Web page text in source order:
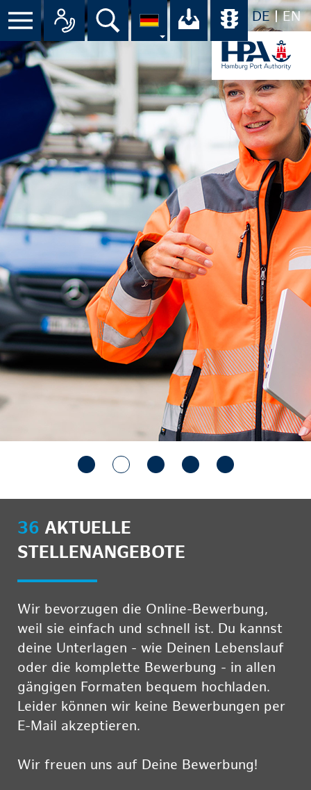
DE EN
Suche Ihr Download-
36 AKTUELLE
STELLENANGEBOTE
Wir bevorzugen die Online-Bewerbung,
weil sie einfach und schnell ist. Du kannst
deine Unterlagen - wie Deinen Lebenslauf
oder die komplette Bewerbung - in allen
gängigen Formaten bequem hochladen.
Leider können wir keine Bewerbungen per
E-Mail akzeptieren.
Wir freuen uns auf Deine Bewerbung!